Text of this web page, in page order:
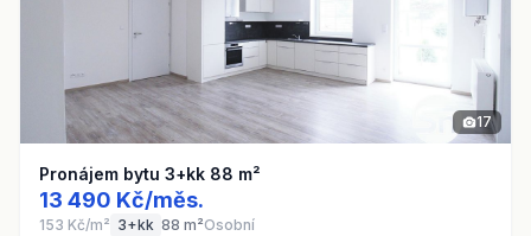
17
Pronájem bytu 3+kk 88 m²
13 490 Kč/měs.
153 Kč/m² 3+kk 88 m²Osobní